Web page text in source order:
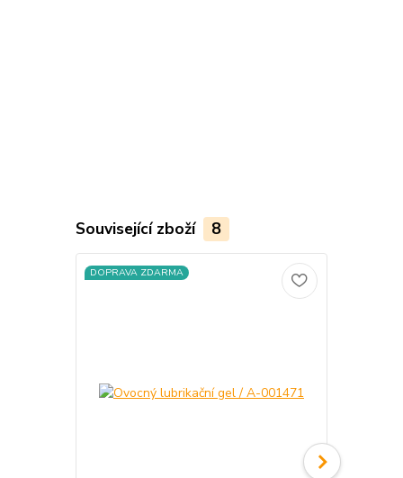
Související zboží 8
DOPRAVA ZDARMA